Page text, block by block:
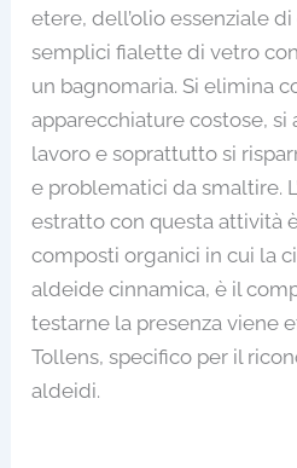
etere, dell’olio essenziale
semplici fialette di vetro
un bagnomaria. Si elimina
apparecchiature costose, si
lavoro e soprattutto si
e problematici da smaltire.
estratto con questa attività
composti organici in cui la
aldeide cinnamica, è il
testarne la presenza viene
Tollens, specifico per il
aldeidi.